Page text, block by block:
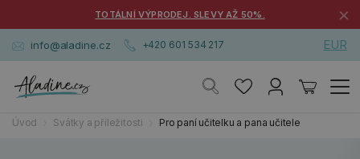
TOTÁLNÍ VÝPRODEJ. SLEVY AŽ 50%. ×
info@aladine.cz +420 601 534 217 EUR
Úvod Svátky a příležitosti Pro paní učitelku a pana učitele